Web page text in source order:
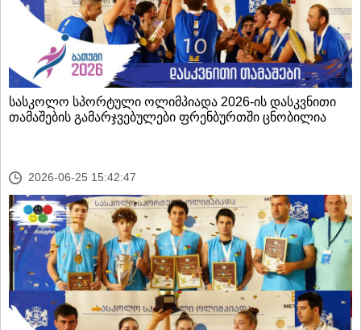
სასკოლო სპორტული ოლიმპიადა 2026-ის დასკვნითი
თამაშების გამარჯვებულები ფრენბურთში ცნობილია
2026-06-25 15:42:47